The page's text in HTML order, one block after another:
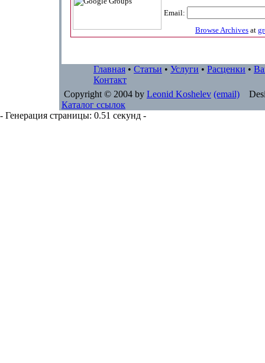
Email:
Browse Archives at
Главная • Статьи • Услуги • Расценки •
Контакт
Copyright © 2004 by Leonid Koshelev (email)
Каталог ссылок
- Генерация страницы: 0.51 секунд -